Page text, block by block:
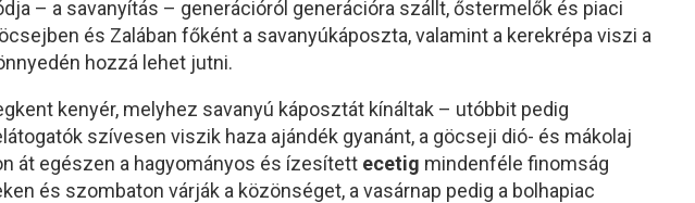
– a savanyítás – generációról generációra szállt, őstermelők és piaci
és Zalában főként a savanyúkáposzta, valamint a kerekrépa viszi a
hozzá lehet jutni.
kenyér, melyhez savanyú káposztát kínáltak – utóbbit pedig
szívesen viszik haza ajándék gyanánt, a göcseji dió- és mákolaj
át egészen a hagyományos és ízesített ecetig mindenféle finomság
és szombaton várják a közönséget, a vasárnap pedig a bolhapiac